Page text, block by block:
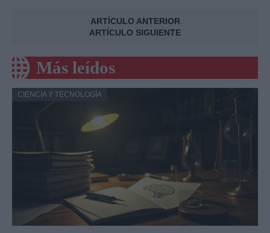
ARTÍCULO ANTERIOR
ARTÍCULO SIGUIENTE
Más leídos
CIENCIA Y TECNOLOGÍA